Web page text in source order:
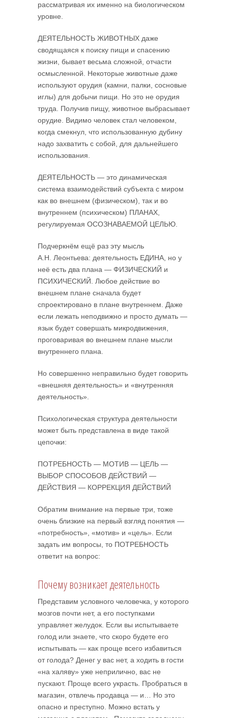
рассматривая их именно на биологическом
уровне.
ДЕЯТЕЛЬНОСТЬ ЖИВОТНЫХ даже
сводящаяся к поиску пищи и спасению
жизни, бывает весьма сложной, отчасти
осмысленной. Некоторые животные даже
используют орудия (камни, палки, сосновые
иглы) для добычи пищи. Но это не орудия
труда. Получив пищу, животное выбрасывает
орудие. Видимо человек стал человеком,
когда смекнул, что использованную дубину
надо захватить с собой, для дальнейшего
использования.
ДЕЯТЕЛЬНОСТЬ — это динамическая
система взаимодействий субъекта с миром
как во внешнем (физическом), так и во
внутреннем (психическом) ПЛАНАХ,
регулируемая ОСОЗНАВАЕМОЙ ЦЕЛЬЮ.
Подчеркнём ещё раз эту мысль
А.Н. Леонтьева: деятельность ЕДИНА, но у
неё есть два плана — ФИЗИЧЕСКИЙ и
ПСИХИЧЕСКИЙ. Любое действие во
внешнем плане сначала будет
спроектировано в плане внутреннем. Даже
если лежать неподвижно и просто думать —
язык будет совершать микродвижения,
проговаривая во внешнем плане мысли
внутреннего плана.
Но совершенно неправильно будет говорить
«внешняя деятельность» и «внутренняя
деятельность».
Психологическая структура деятельности
может быть представлена в виде такой
цепочки:
ПОТРЕБНОСТЬ — МОТИВ — ЦЕЛЬ —
ВЫБОР СПОСОБОВ ДЕЙСТВИЙ —
ДЕЙСТВИЯ — КОРРЕКЦИЯ ДЕЙСТВИЙ
Обратим внимание на первые три, тоже
очень близкие на первый взгляд понятия —
«потребность», «мотив» и «цель». Если
задать им вопросы, то ПОТРЕБНОСТЬ
ответит на вопрос:
Почему возникает деятельность
Представим условного человечка, у которого
мозгов почти нет, а его поступками
управляет желудок. Если вы испытываете
голод или знаете, что скоро будете его
испытывать — как проще всего избавиться
от голода? Денег у вас нет, а ходить в гости
«на халяву» уже неприлично, вас не
пускают. Проще всего украсть. Пробраться в
магазин, отвлечь продавца — и… Но это
опасно и преступно. Можно встать у